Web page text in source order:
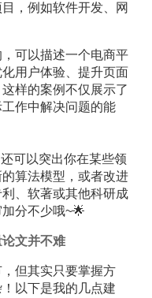
，例如软件开发、网
可以描述一个电商平
用户体验、提升页面
样的案例不仅展示了
作中解决问题的能
可以突出你在某些领
算法模型，或者改进
、软著或其他科研成
分不少哦~🌟
文并不难
但其实只要掌握方
以下是我的几点建